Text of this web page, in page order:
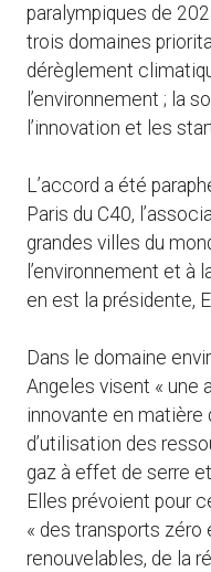
paralympiques de
trois domaines
dérèglement
l’environnement ; la
l’innovation et les
L’accord a été
Paris du C40,
grandes villes du
l’environnement et à
en est la présidente,
Dans le domaine
Angeles visent « une
innovante en matière
d’utilisation des
gaz à effet de serre
Elles prévoient pour
« des transports zéro
renouvelables, de la